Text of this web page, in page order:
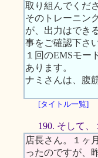
取り組んでくだ
そのトレーニン
が、出力はでき
事をご確認下さい
１回のEMSモー
あります。
ナミさんは、腹
[タイトル一覧]
190. そして、
店長さん。１ヶ
ったのですが、